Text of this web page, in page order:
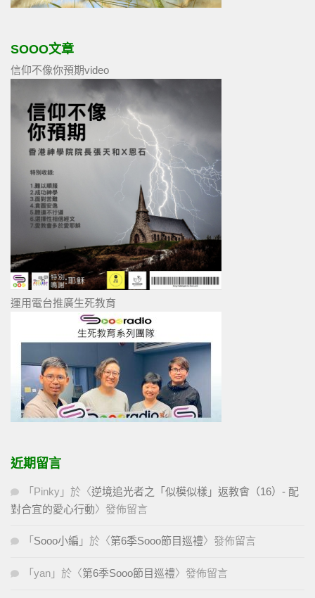
SOOO文章
信仰不像你預期video
運用電台推廣生死教育
近期留言
「 Pinky 」於〈逆境追光者之「似模似樣」返教會（16）- 配
對合宜的愛心行動〉發佈留言
「 Sooo小編 」於〈第6季Sooo節目巡禮〉發佈留言
「 yan 」於〈第6季Sooo節目巡禮〉發佈留言